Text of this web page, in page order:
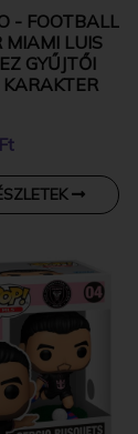
- FOOTBALL
MIAMI LUIS
GYŰJTŐI